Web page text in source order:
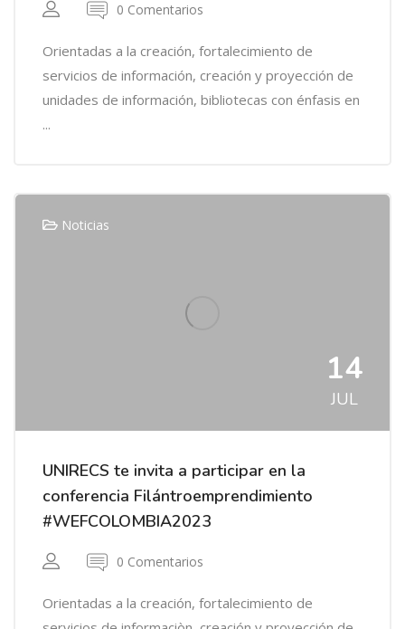
0 Comentarios
Orientadas a la creación, fortalecimiento de
servicios de información, creación y proyección de
unidades de información, bibliotecas con énfasis en
...
Noticias
14
JUL
UNIRECS te invita a participar en la
conferencia Filántroemprendimiento​
#WEFCOLOMBIA2023
0 Comentarios
Orientadas a la creación, fortalecimiento de